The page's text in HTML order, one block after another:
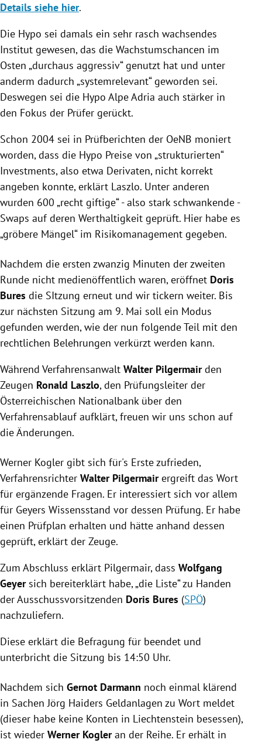
Details siehe hier.
Die Hypo sei damals ein sehr rasch wachsendes
Institut gewesen, das die Wachstumschancen im
Osten „durchaus aggressiv“ genutzt hat und unter
anderm dadurch „systemrelevant“ geworden sei.
Deswegen sei die Hypo Alpe Adria auch stärker in
den Fokus der Prüfer gerückt.
Schon 2004 sei in Prüfberichten der OeNB moniert
worden, dass die Hypo Preise von „strukturierten“
Investments, also etwa Derivaten, nicht korrekt
angeben konnte, erklärt Laszlo. Unter anderen
wurden 600 „recht giftige“ - also stark schwankende -
Swaps auf deren Werthaltigkeit geprüft. Hier habe es
„gröbere Mängel“ im Risikomanagement gegeben.
Nachdem die ersten zwanzig Minuten der zweiten
Runde nicht medienöffentlich waren, eröffnet Doris
Bures die SItzung erneut und wir tickern weiter. Bis
zur nächsten Sitzung am 9. Mai soll ein Modus
gefunden werden, wie der nun folgende Teil mit den
rechtlichen Belehrungen verkürzt werden kann.
Während Verfahrensanwalt Walter Pilgermairden
Zeugen Ronald Laszlo, den Prüfungsleiter der
Österreichischen Nationalbank über den
Verfahrensablauf aufklärt, freuen wir uns schon auf
die Änderungen.
Werner Kogler gibt sich für's Erste zufrieden,
Verfahrensrichter Walter Pilgermair ergreift das Wort
für ergänzende Fragen. Er interessiert sich vor allem
für Geyers Wissensstand vor dessen Prüfung. Er habe
einen Prüfplan erhalten und hätte anhand dessen
geprüft, erklärt der Zeuge.
Zum Abschluss erklärt Pilgermair, dass Wolfgang
Geyersich bereiterklärt habe, „die Liste“ zu Handen
der Ausschussvorsitzenden Doris Bures (SPÖ)
nachzuliefern.
Diese erklärt die Befragung für beendet und
unterbricht die Sitzung bis 14:50 Uhr.
Nachdem sich Gernot Darmann noch einmal klärend
in SachenJörg Haiders Geldanlagen zu Wort meldet
(dieser habe keine Konten in Liechtenstein besessen),
ist wieder Werner Kogler an der Reihe. Er erhält in